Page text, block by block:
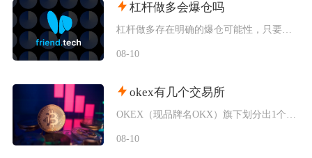
杠杆做多会爆仓吗
08-10
okex有几个交易所
08-10